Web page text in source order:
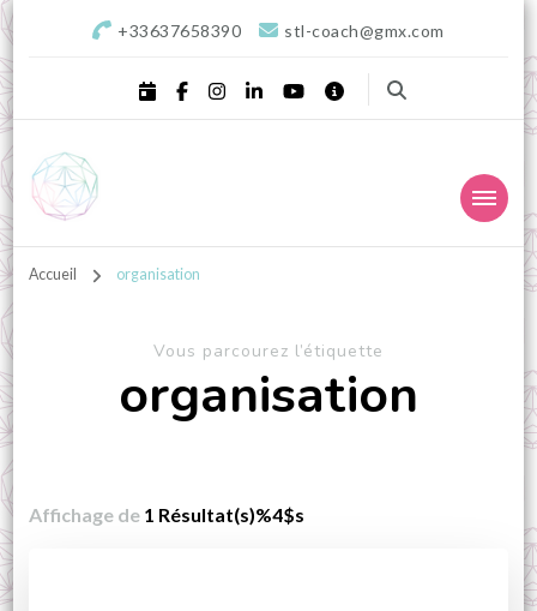
+33637658390 stl-coach@gmx.com
STL Coaching
professionnel, Sophrologie
personnel – Landes,
Aquitaine
Accueil organisation
Vous parcourez l’étiquette
organisation
Affichage de 1 Résultat(s)%4$s